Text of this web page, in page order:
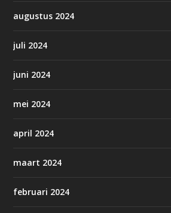
augustus 2024
juli 2024
juni 2024
mei 2024
april 2024
maart 2024
februari 2024